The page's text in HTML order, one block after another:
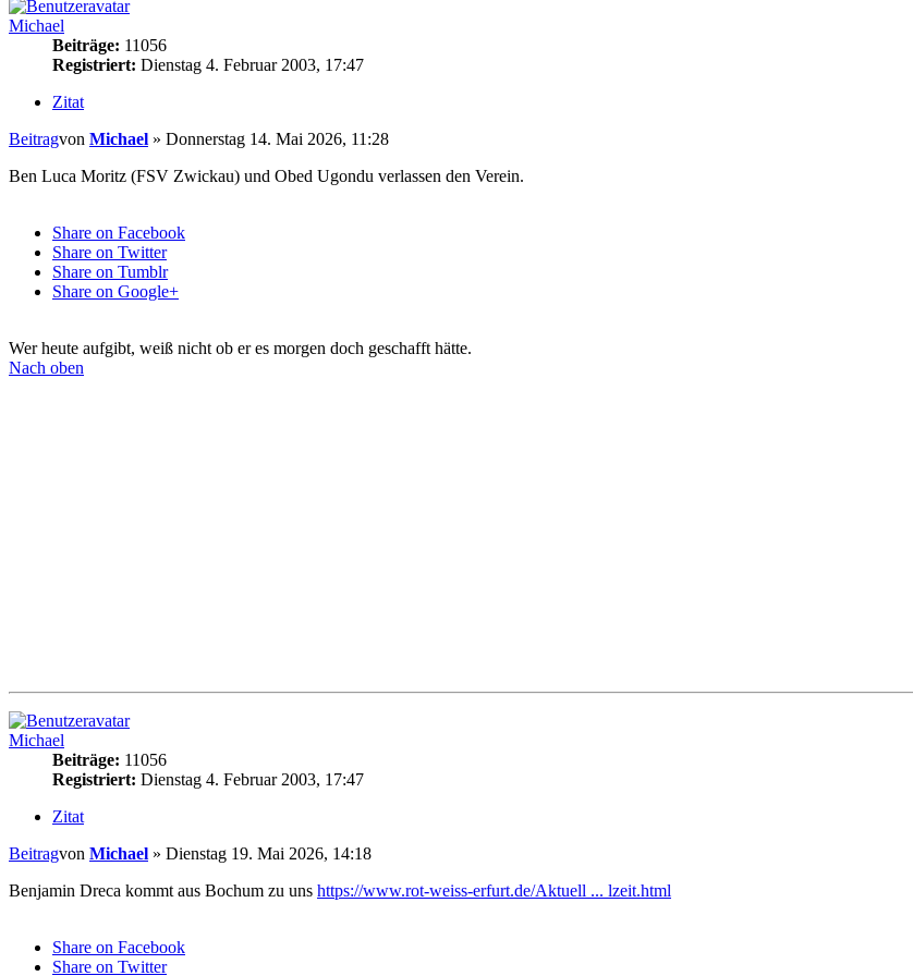
Michael
Beiträge: 11056
Registriert: Dienstag 4. Februar 2003, 17:47
Zitat
Beitragvon Michael » Donnerstag 14. Mai 2026, 11:28
Ben Luca Moritz (FSV Zwickau) und Obed Ugondu verlassen den Verein.
Share on Facebook
Share on Twitter
Share on Tumblr
Share on Google+
Wer heute aufgibt, weiß nicht ob er es morgen doch geschafft hätte.
Nach oben
Michael
Beiträge: 11056
Registriert: Dienstag 4. Februar 2003, 17:47
Zitat
Beitragvon Michael » Dienstag 19. Mai 2026, 14:18
Benjamin Dreca kommt aus Bochum zu uns https://www.rot-weiss-erfurt.de/Aktuell ... lzeit.html
Share on Facebook
Share on Twitter